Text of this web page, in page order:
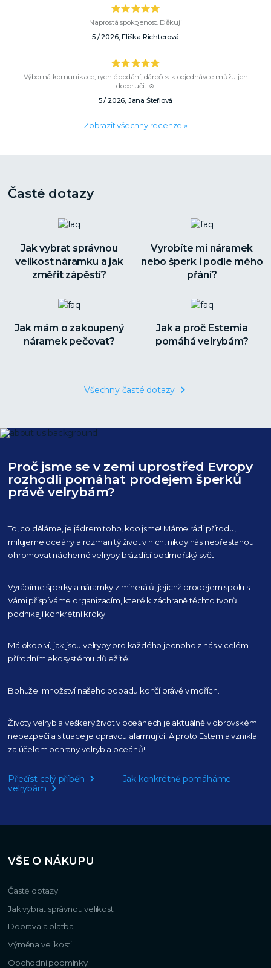
Naprostá spokojenost. Děkuji
5 / 2026, Eliška Richterová
Výborná komunikace, rychlé dodání, dáreček k objednávce..můžu jen
doporučit ☺️
5 / 2026, Jana Šteflová
Zobrazit všechny recenze »
Časté dotazy
Jak vybrat správnou
velikost náramku a jak
změřit zápěstí?
Vyrobíte mi náramek
nebo šperk i podle mého
přání?
Jak mám o zakoupený
náramek pečovat?
Jak a proč Estemia
pomáhá velrybám?
Všechny časté dotazy
Proč jsme se v zemi uprostřed Evropy
rozhodli pomáhat prodejem šperků
právě velrybám?
To, co děláme, je jádrem toho, kdo jsme! Máme rádi přírodu,
milujeme oceány a rozmanitý život v nich, nikdy nás nepřestanou
ohromovat nádherné velryby brázdící podmořský svět.
Vyrábíme šperky a náramky z minerálů, jejichž prodejem spolu s
Vámi přispíváme organizacím, které k záchraně těchto tvorů
podnikají konkrétní kroky.
Málokdo ví, jak jsou velryby pro každého jednoho z nás v celém
přírodním ekosystému důležité.
Bohužel množství našeho odpadu končí právě v mořích.
Životy velryb a veškerý život v oceánech je aktuálněv obrovském
nebezpečí a situace je opravdu alarmující! A proto Estemia vznikla i
za účelem ochrany velryb a oceánů!
Přečíst celý příběh
Jak konkrétně pomáháme
velrybám
VŠE O NÁKUPU
Časté dotazy
Jak vybrat správnou velikost
Doprava a platba
Výměna velikosti
Obchodní podmínky